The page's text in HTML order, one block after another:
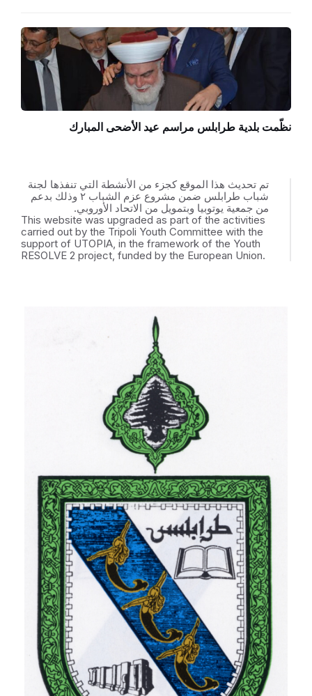
نظّمت بلدية طرابلس مراسم عيد الأضحى المبارك
تم تحديث هذا الموقع كجزء من الأنشطة التي تنفذها لجنة
شباب طرابلس ضمن مشروع عزم الشباب ٢ وذلك بدعم
من جمعية يوتوبيا وبتمويل من الاتحاد الأوروبي.
This website was upgraded as part of the activities
carried out by the Tripoli Youth Committee with the
support of UTOPIA, in the framework of the Youth
RESOLVE 2 project, funded by the European Union.